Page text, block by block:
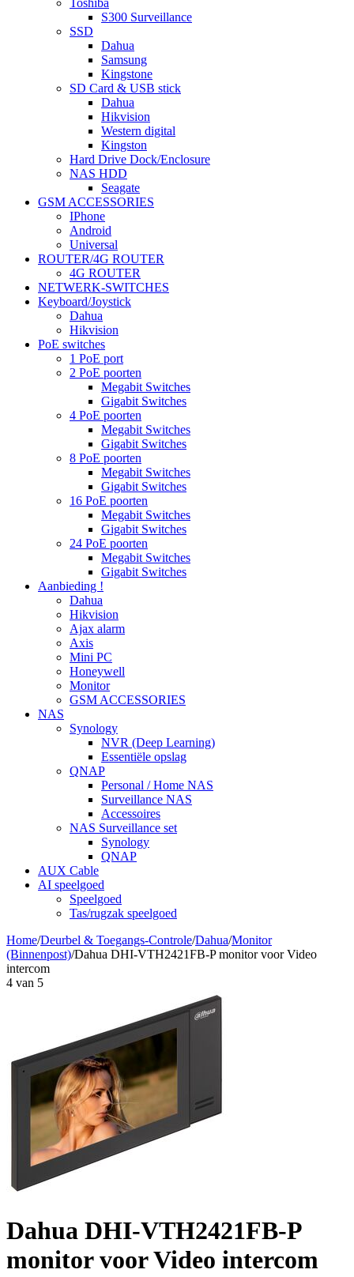
Toshiba
S300 Surveillance
SSD
Dahua
Samsung
Kingstone
SD Card & USB stick
Dahua
Hikvision
Western digital
Kingston
Hard Drive Dock/Enclosure
NAS HDD
Seagate
GSM ACCESSORIES
IPhone
Android
Universal
ROUTER/4G ROUTER
4G ROUTER
NETWERK-SWITCHES
Keyboard/Joystick
Dahua
Hikvision
PoE switches
1 PoE port
2 PoE poorten
Megabit Switches
Gigabit Switches
4 PoE poorten
Megabit Switches
Gigabit Switches
8 PoE poorten
Megabit Switches
Gigabit Switches
16 PoE poorten
Megabit Switches
Gigabit Switches
24 PoE poorten
Megabit Switches
Gigabit Switches
Aanbieding !
Dahua
Hikvision
Ajax alarm
Axis
Mini PC
Honeywell
Monitor
GSM ACCESSORIES
NAS
Synology
NVR (Deep Learning)
Essentiële opslag
QNAP
Personal / Home NAS
Surveillance NAS
Accessoires
NAS Surveillance set
Synology
QNAP
AUX Cable
AI speelgoed
Speelgoed
Tas/rugzak speelgoed
Home/Deurbel & Toegangs-Controle/Dahua/Monitor
(Binnenpost)/Dahua DHI-VTH2421FB-P monitor voor Video
intercom
4 van 5
Dahua DHI-VTH2421FB-P
monitor voor Video intercom